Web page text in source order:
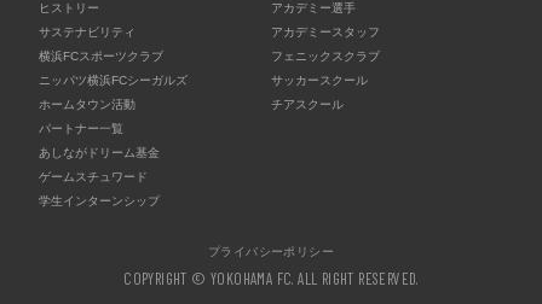
ヒストリー
サステナビリティ
横浜FCスポーツクラブ
ニッパツ横浜FCシーガルズ
ホームタウン活動
パートナー一覧
あしながドリーム基金
ゲームスチュワード
学生インターンシップ
アカデミー選手
アカデミースタッフ
フェニックスクラブ
サッカースクール
チアスクール
プライバシーポリシー
COPYRIGHT © YOKOHAMA FC. ALL RIGHT RESERVED.